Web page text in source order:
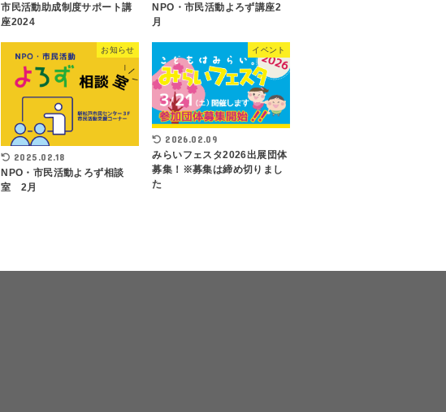
市民活動助成制度サポート講
座2024
NPO・市民活動よろず講座2
月
お知らせ
2025.02.18
NPO・市民活動よろず相談
室 2月
イベント
2026.02.09
みらいフェスタ2026出展団体
募集！※募集は締め切りまし
た